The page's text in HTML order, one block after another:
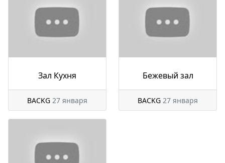
Зал Кухня
BACKG 27 января
Бежевый зал
BACKG 27 января